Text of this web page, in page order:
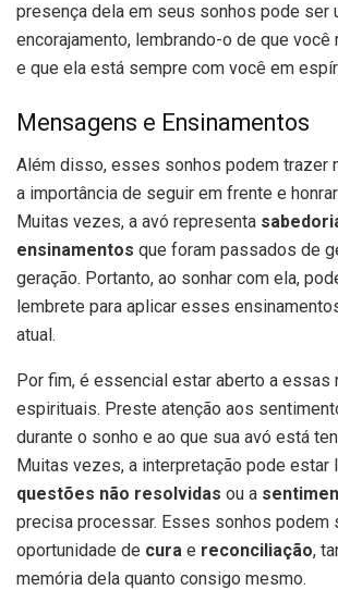
presença dela em seus sonhos pode ser
encorajamento, lembrando-o de que você
e que ela está sempre com você em
Mensagens e Ensinamentos
Além disso, esses sonhos podem trazer
a importância de seguir em frente e
Muitas vezes, a avó representa
ensinamentos que foram passados de
geração. Portanto, ao sonhar com ela,
lembrete para aplicar esses
atual.
Por fim, é essencial estar aberto a essas
espirituais. Preste atenção aos
durante o sonho e ao que sua avó está
Muitas vezes, a interpretação pode estar
questões não resolvidas ou a
precisa processar. Esses sonhos podem
oportunidade de cura e reconciliação,
memória dela quanto consigo mesmo.